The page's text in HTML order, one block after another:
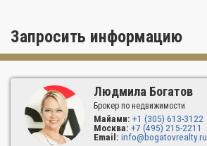
Запросить информацию
Людмила Богатов
Брокер по недвижимости
Майами: +1 (305) 613-3122
Москва: +7 (495) 215-2211
Email: info@bogatovrealty.ru